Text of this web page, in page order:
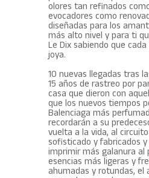
olores tan refinados
evocadores como
diseñadas para los
más alto nivel y para ti
Le Dix sabiendo que
joya.
10 nuevas llegadas tras
15 años de rastreo por
casa que dieron con
que los nuevos tiempos
Balenciaga más
recordarán a su
vuelta a la vida, al
sofisticado y fabricados
imprimir más galanura al
esencias más ligeras y
ahumadas y rotundas, el